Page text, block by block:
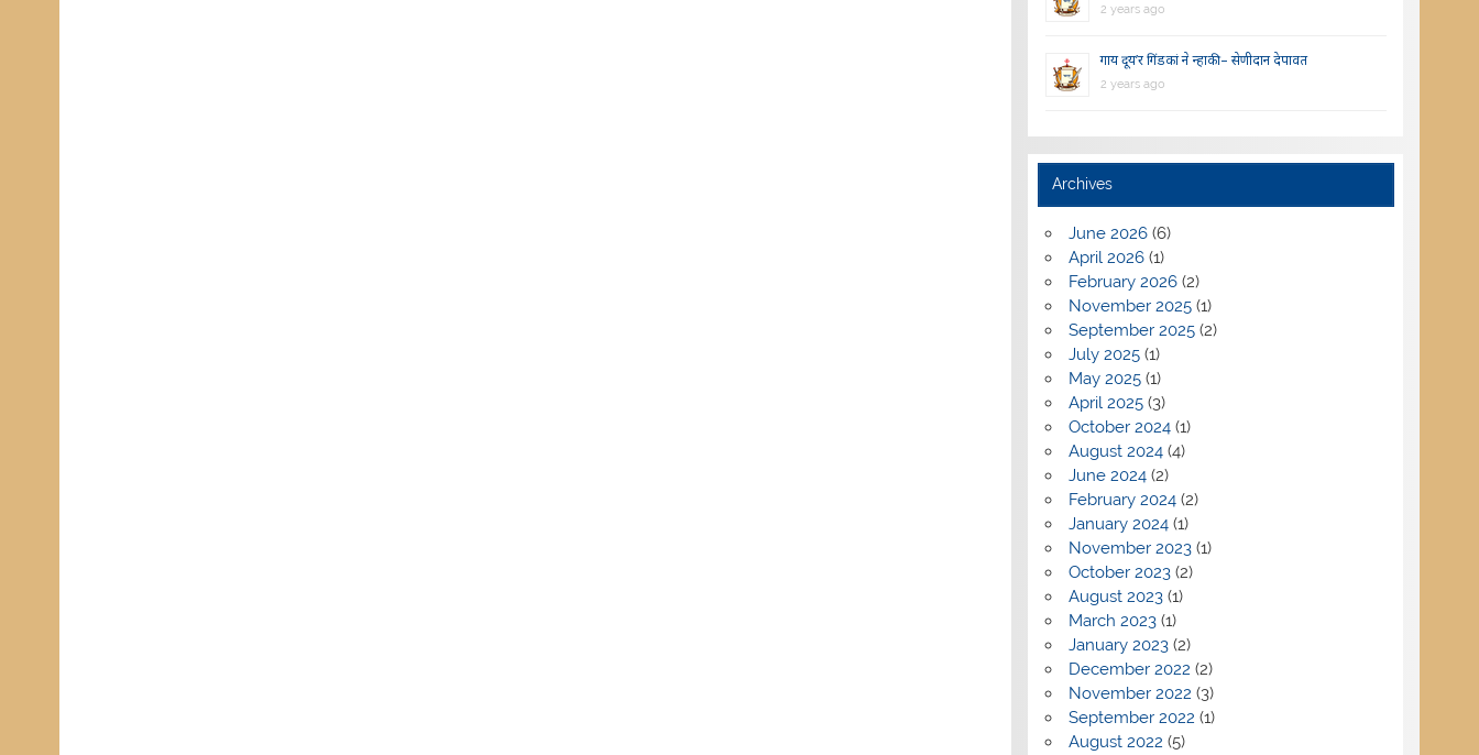
2 years ago
गाय दूय’र गिंडकां ने न्हाकी – सेणीदान देपावत
2 years ago
Archives
June 2026(6)
April 2026(1)
February 2026(2)
November 2025(1)
September 2025(2)
July 2025(1)
May 2025(1)
April 2025(3)
October 2024(1)
August 2024(4)
June 2024(2)
February 2024(2)
January 2024(1)
November 2023(1)
October 2023(2)
August 2023(1)
March 2023(1)
January 2023(2)
December 2022 (2)
November 2022 (3)
September 2022 (1)
August 2022 (5)